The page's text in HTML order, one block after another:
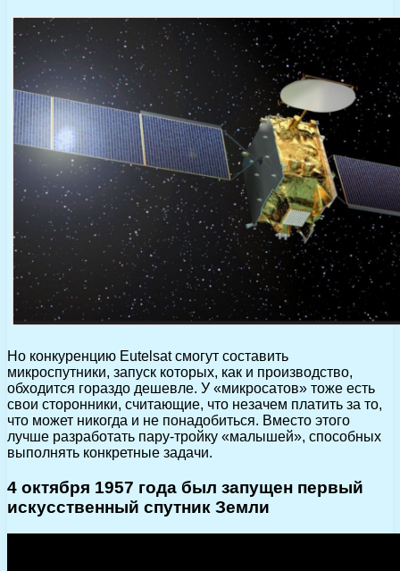
Но конкуренцию Eutelsat смогут составить
микроспутники, запуск которых, как и производство,
обходится гораздо дешевле. У «микросатов» тоже есть
свои сторонники, считающие, что незачем платить за то,
что может никогда и не понадобиться. Вместо этого
лучше разработать пару-тройку «малышей», способных
выполнять конкретные задачи.
4 октября 1957 года был запущен первый
искусственный спутник Земли